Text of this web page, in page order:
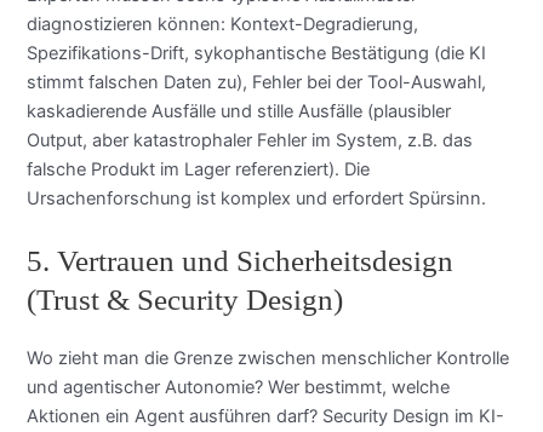
diagnostizieren können: Kontext-Degradierung,
Spezifikations-Drift, sykophantische Bestätigung (die KI
stimmt falschen Daten zu), Fehler bei der Tool-Auswahl,
kaskadierende Ausfälle und stille Ausfälle (plausibler
Output, aber katastrophaler Fehler im System, z.B. das
falsche Produkt im Lager referenziert). Die
Ursachenforschung ist komplex und erfordert Spürsinn.
5. Vertrauen und Sicherheitsdesign
(Trust & Security Design)
Wo zieht man die Grenze zwischen menschlicher Kontrolle
und agentischer Autonomie? Wer bestimmt, welche
Aktionen ein Agent ausführen darf? Security Design im KI-